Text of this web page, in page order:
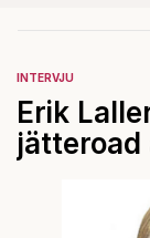
INTERVJU
Erik
jätteroad